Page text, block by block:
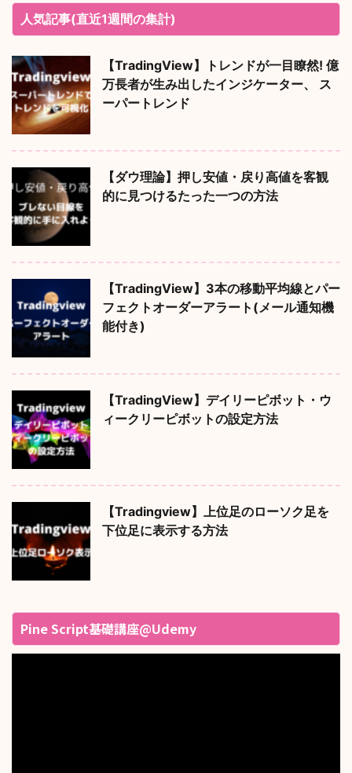
人気記事(直近1週間の集計)
【TradingView】トレンドが一目瞭然! 億
万長者が生み出したインジケーター、 ス
ーパートレンド
【ダウ理論】押し安値・戻り高値を客観
的に見つけるたった一つの方法
【TradingView】3本の移動平均線とパー
フェクトオーダーアラート(メール通知機
能付き)
【TradingView】デイリーピボット・ウ
ィークリーピボットの設定方法
【Tradingview】上位足のローソク足を
下位足に表示する方法
Pine Script基礎講座@Udemy